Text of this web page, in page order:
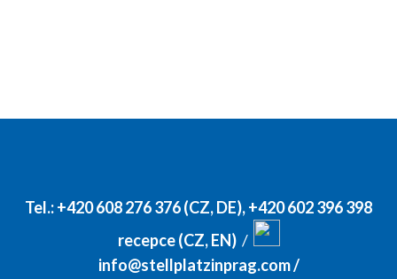
Tel.:+420 608 276 376 (CZ, DE),+420 602 396 398
recepce (CZ, EN)/
info@stellplatzinprag.com/